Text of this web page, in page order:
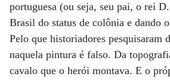
portuguesa (ou seja, seu pai, o rei
Brasil do status de colônia e dando
Pelo que historiadores pesquisaram
naquela pintura é falso. Da
cavalo que o herói montava. E o